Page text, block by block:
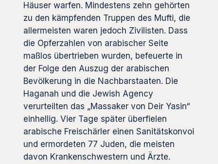
Häuser warfen. Mindestens zehn gehörten
zu den kämpfenden Truppen des Mufti, die
allermeisten waren jedoch Zivilisten. Dass
die Opferzahlen von arabischer Seite
maßlos übertrieben wurden, befeuerte in
der Folge den Auszug der arabischen
Bevölkerung in die Nachbarstaaten. Die
Haganah und die Jewish Agency
verurteilten das „Massaker von Deir Yasin“
einhellig. Vier Tage später überfielen
arabische Freischärler einen Sanitätskonvoi
und ermordeten 77 Juden, die meisten
davon Krankenschwestern und Ärzte.